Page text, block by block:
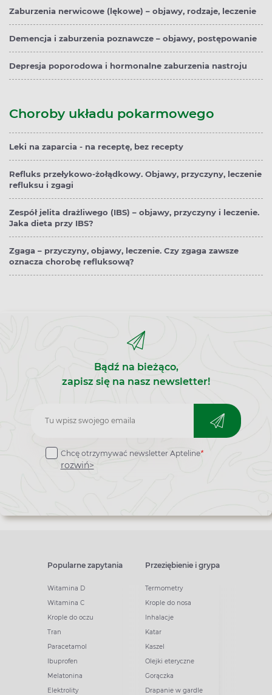
Zaburzenia nerwicowe (lękowe) – objawy, rodzaje, leczenie
Demencja i zaburzenia poznawcze – objawy, postępowanie
Depresja poporodowa i hormonalne zaburzenia nastroju
Choroby układu pokarmowego
Leki na zaparcia - na receptę, bez recepty
Refluks przełykowo-żołądkowy. Objawy, przyczyny, leczenie
refluksu i zgagi
Zespół jelita drażliwego (IBS) – objawy, przyczyny i leczenie.
Jaka dieta przy IBS?
Zgaga – przyczyny, objawy, leczenie. Czy zgaga zawsze
oznacza chorobę refluksową?
Bądź na bieżąco,
zapisz się na nasz newsletter!
Zapisz
do
newslettera
Chcę otrzymywać newsletter Apteline*
rozwiń>
Popularne zapytania
Witamina D
Witamina C
Krople do oczu
Tran
Paracetamol
Ibuprofen
Melatonina
Elektrolity
Przeziębienie i grypa
Termometry
Krople do nosa
Inhalacje
Katar
Kaszel
Olejki eteryczne
Gorączka
Drapanie w gardle